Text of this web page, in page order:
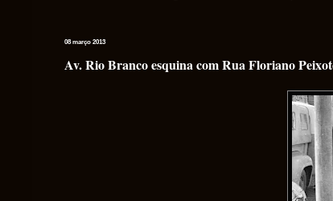
08 março 2013
Av. Rio Branco esquina com Rua Floriano